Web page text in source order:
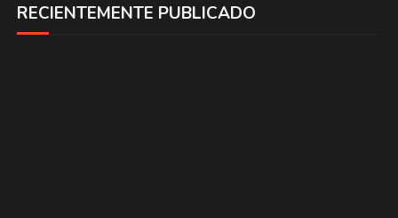
RECIENTEMENTE PUBLICADO